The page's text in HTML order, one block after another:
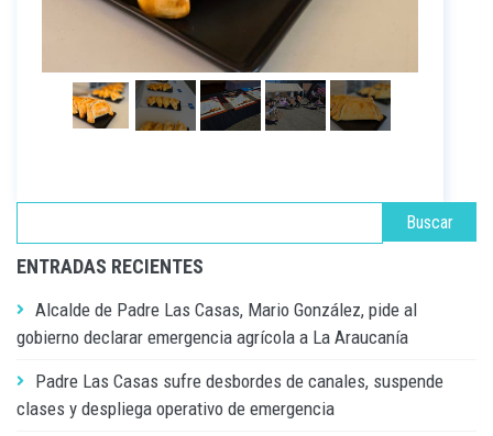
ENTRADAS RECIENTES
Alcalde de Padre Las Casas, Mario González, pide al
gobierno declarar emergencia agrícola a La Araucanía
Padre Las Casas sufre desbordes de canales, suspende
clases y despliega operativo de emergencia